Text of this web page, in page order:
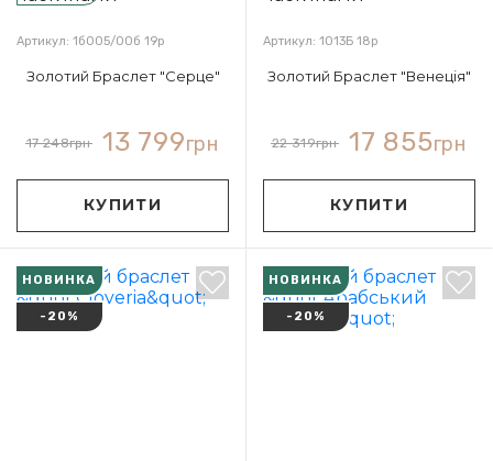
Артикул: 1б005/00б 19р
Золотий Браслет "Серце"
17 248грн 13 799грн
КУПИТИ
Артикул: 1013Б 18р
Золотий Браслет "Венеція"
22 319грн 17 855грн
КУПИТИ
НОВИНКА
-20%
НОВИНКА
-20%